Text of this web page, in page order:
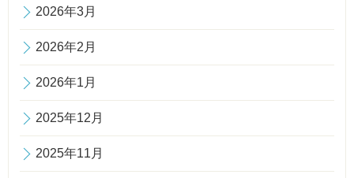
2026年3月
2026年2月
2026年1月
2025年12月
2025年11月